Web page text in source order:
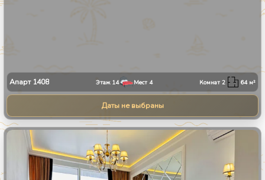
Апарт 1408 Этаж 14 Мест 4 Комнат2 64м²
Даты не выбраны